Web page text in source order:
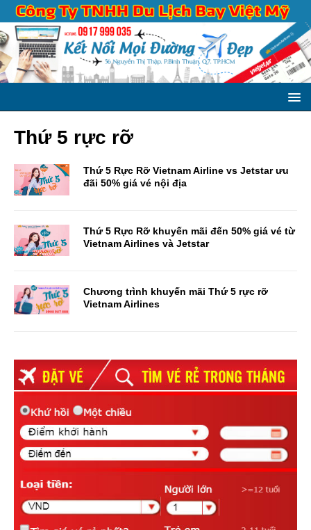
Thứ 5 rực rỡ
Thứ 5 Rực Rỡ Vietnam Airline vs Jetstar ưu
đãi 50% giá vé nội địa
Thứ 5 Rực Rỡ khuyến mãi đến 50% giá vé từ
Vietnam Airlines và Jetstar
Chương trình khuyến mãi Thứ 5 rực rỡ
Vietnam Airlines